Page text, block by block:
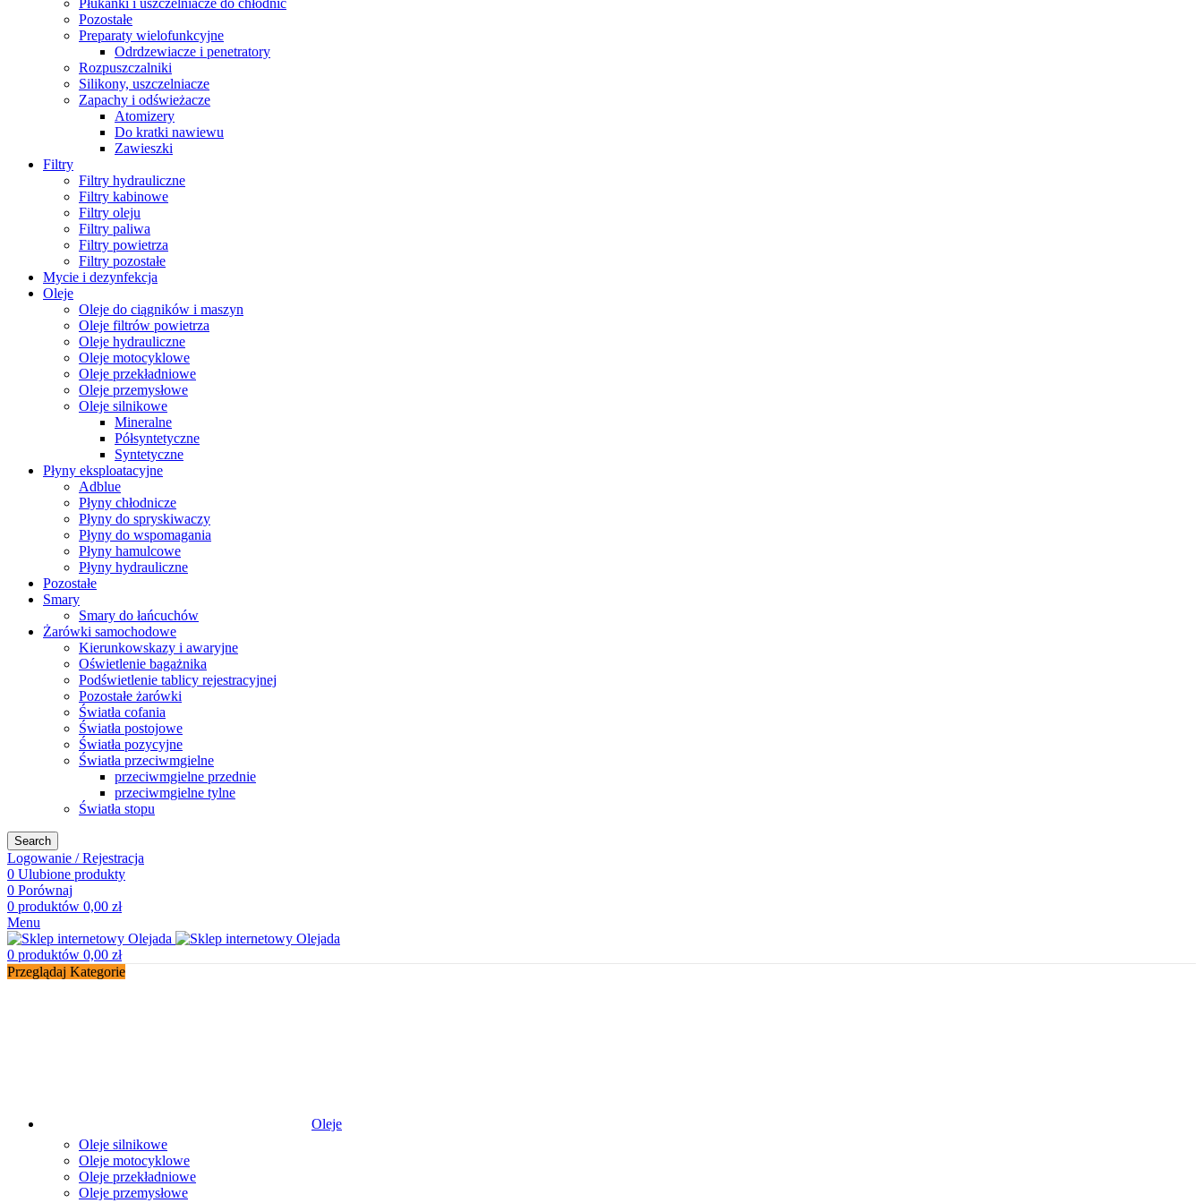
Płukanki i uszczelniacze do chłodnic
Pozostałe
Preparaty wielofunkcyjne
Odrdzewiacze i penetratory
Rozpuszczalniki
Silikony, uszczelniacze
Zapachy i odświeżacze
Atomizery
Do kratki nawiewu
Zawieszki
Filtry
Filtry hydrauliczne
Filtry kabinowe
Filtry oleju
Filtry paliwa
Filtry powietrza
Filtry pozostałe
Mycie i dezynfekcja
Oleje
Oleje do ciągników i maszyn
Oleje filtrów powietrza
Oleje hydrauliczne
Oleje motocyklowe
Oleje przekładniowe
Oleje przemysłowe
Oleje silnikowe
Mineralne
Półsyntetyczne
Syntetyczne
Płyny eksploatacyjne
Adblue
Płyny chłodnicze
Płyny do spryskiwaczy
Płyny do wspomagania
Płyny hamulcowe
Płyny hydrauliczne
Pozostałe
Smary
Smary do łańcuchów
Żarówki samochodowe
Kierunkowskazy i awaryjne
Oświetlenie bagażnika
Podświetlenie tablicy rejestracyjnej
Pozostałe żarówki
Światła cofania
Światła postojowe
Światła pozycyjne
Światła przeciwmgielne
przeciwmgielne przednie
przeciwmgielne tylne
Światła stopu
Search
Logowanie / Rejestracja
0 Ulubione produkty
0 Porównaj
0 produktów 0,00 zł
Menu
0 produktów 0,00 zł
Przeglądaj Kategorie
Oleje
Oleje silnikowe
Oleje motocyklowe
Oleje przekładniowe
Oleje przemysłowe